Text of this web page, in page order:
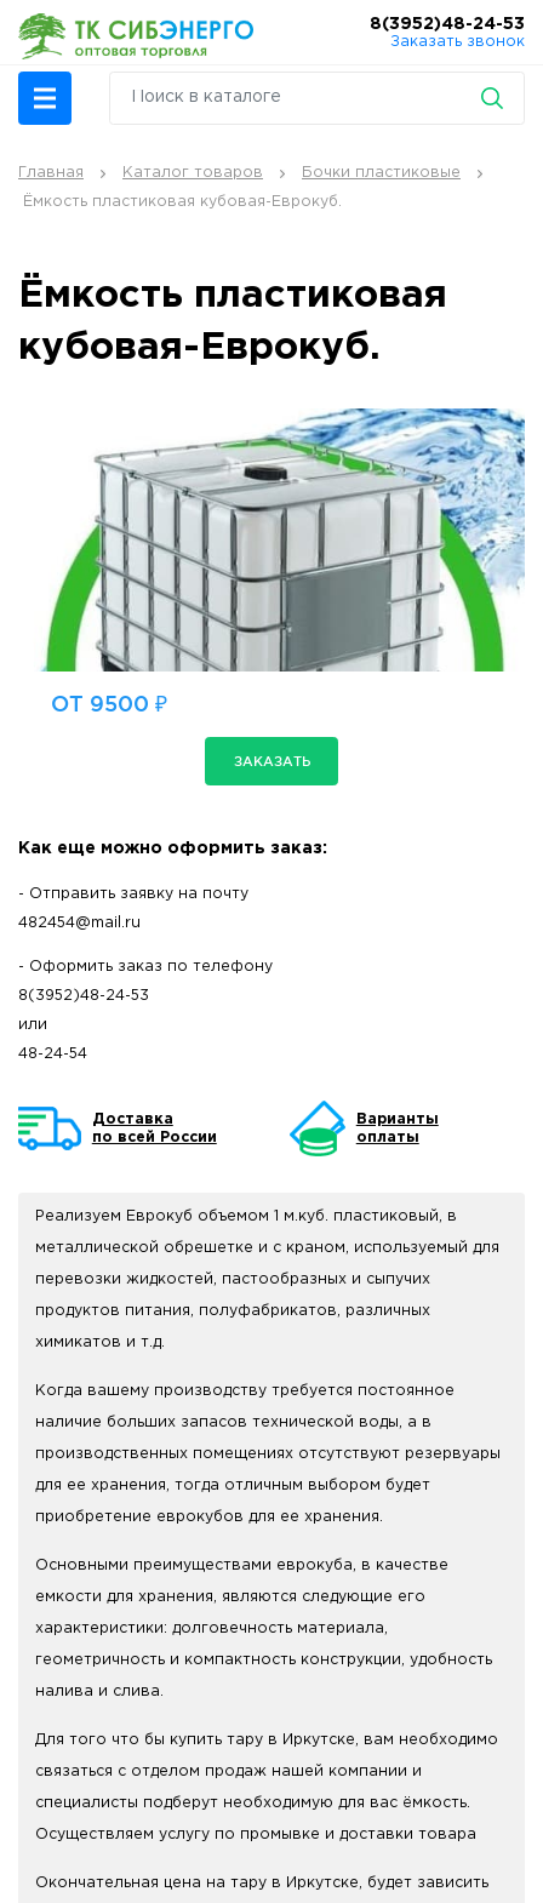
8(3952)48-24-53
Заказать звонок
Главная Каталог товаров Бочки пластиковые
Ёмкость пластиковая кубовая-Еврокуб.
Ёмкость пластиковая
кубовая-Еврокуб.
ОТ 9500 ₽
ЗАКАЗАТЬ
Как еще можно оформить заказ:
- Отправить заявку на почту
482454@mail.ru
- Оформить заказ по телефону
8(3952)48-24-53
или
48-24-54
Доставка
по всей России
Варианты
оплаты
Реализуем Еврокуб объемом 1 м.куб. пластиковый, в
металлической обрешетке и с краном, используемый для
перевозки жидкостей, пастообразных и сыпучих
продуктов питания, полуфабрикатов, различных
химикатов и т.д.
Когда вашему производству требуется постоянное
наличие больших запасов технической воды, а в
производственных помещениях отсутствуют резервуары
для ее хранения, тогда отличным выбором будет
приобретение еврокубов для ее хранения.
Основными преимуществами еврокуба, в качестве
емкости для хранения, являются следующие его
характеристики: долговечность материала,
геометричность и компактность конструкции, удобность
налива и слива.
Для того что бы купить тару в Иркутске, вам необходимо
связаться с отделом продаж нашей компании и
специалисты подберут необходимую для вас ёмкость.
Осуществляем услугу по промывке и доставки товара
Окончательная цена на тару в Иркутске, будет зависить